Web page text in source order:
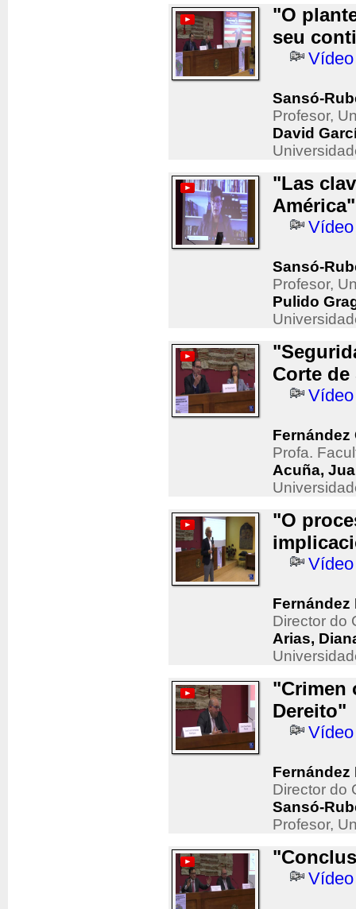
"O
seu
Vídeo
Sansó-
Profesor,
David
"Las
América"
Vídeo
Sansó-
Profesor,
Pulido
Corte de
Vídeo
Fernández
Profa.
Acuña,
"O
Vídeo
Director do
Arias,
"Crimen
Dereito"
Vídeo
Director do
Sansó-
Profesor,
Vídeo